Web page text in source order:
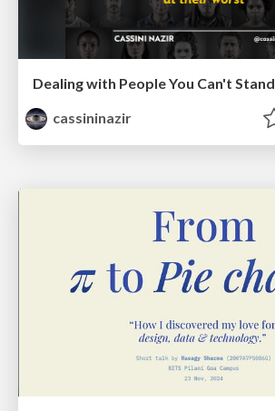
cassininazir